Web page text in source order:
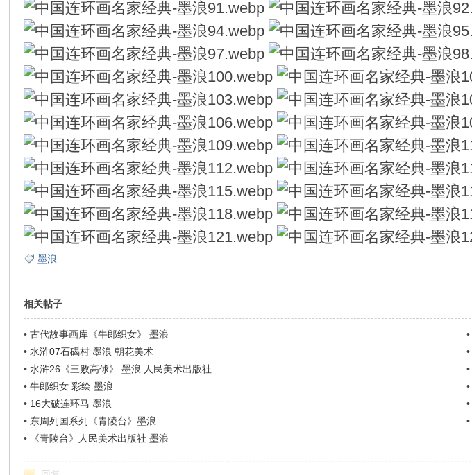
墨浪
相关帖子
•古代故事画库《牛郎织女》 墨浪 •
•水浒07石碣村 墨浪 朝花美术 •
•水浒26《三败高俅》 墨浪 人民美术出版社 •
•牛郎织女 彩绘 墨浪 •
• 16大破连环马 墨浪 •
• 东周列国系列《青陵台》墨浪 •
•
《青陵台》人民美术出版社 墨浪